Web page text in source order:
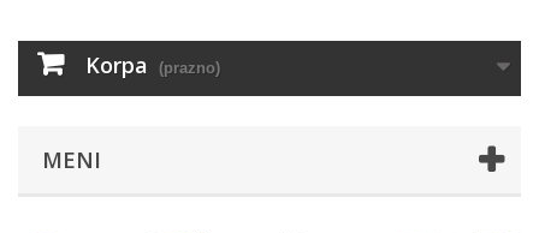
Korpa (prazno)
MENI